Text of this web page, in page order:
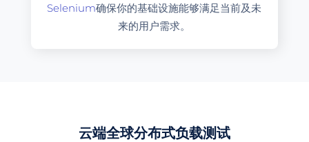
Selenium确保你的基础设施能够满足当前及未
来的用户需求。
云端全球分布式负载测试